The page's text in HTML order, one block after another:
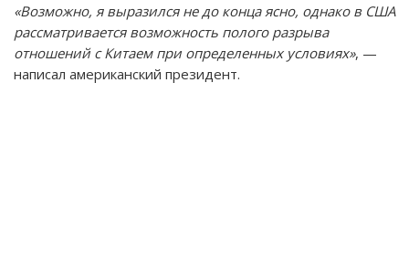
«Возможно, я выразился не до конца ясно, однако в США
рассматривается возможность полого разрыва
отношений с Китаем при определенных условиях», —
написал американский президент.